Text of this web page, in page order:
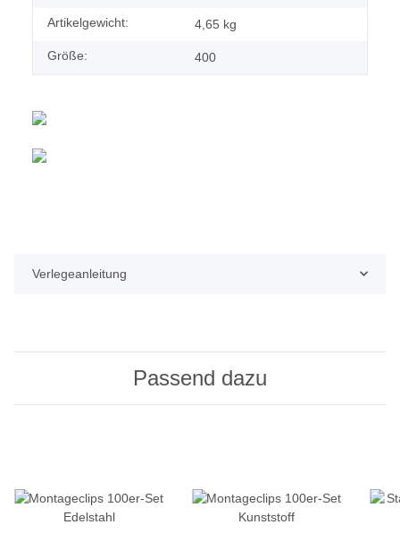
Artikelgewicht: 4,65 kg
Größe: 400
Verlegeanleitung
Passend dazu